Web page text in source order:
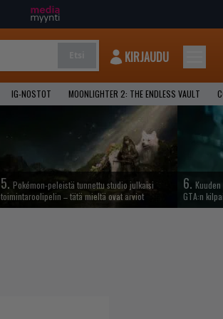
KIRJAUDU
IG-NOSTOT MOONLIGHTER 2: THE ENDLESS VAULT
5. Pokémon-peleistä tunnettu studio julkaisi
toimintaroolipelin – tätä mieltä ovat arviot
6.
GTA:n